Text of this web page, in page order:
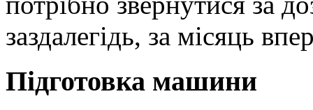
заздалегідь, за місяць
Підготовка машини